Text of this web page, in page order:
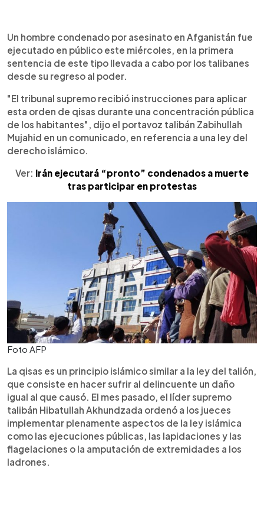
► Escuchar artículo
Un hombre condenado por asesinato en Afganistán fue
ejecutado en público este miércoles, en la primera
sentencia de este tipo llevada a cabo por los talibanes
desde su regreso al poder.
"El tribunal supremo recibió instrucciones para aplicar
esta orden de qisas durante una concentración pública
de los habitantes", dijo el portavoz talibán Zabihullah
Mujahid en un comunicado, en referencia a una ley del
derecho islámico.
Ver: Irán ejecutará “pronto” condenados a muerte
tras participar en protestas
Foto AFP
La qisas es un principio islámico similar a la ley del talión,
que consiste en hacer sufrir al delincuente un daño
igual al que causó. El mes pasado, el líder supremo
talibán Hibatullah Akhundzada ordenó a los jueces
implementar plenamente aspectos de la ley islámica
como las ejecuciones públicas, las lapidaciones y las
flagelaciones o la amputación de extremidades a los
ladrones.